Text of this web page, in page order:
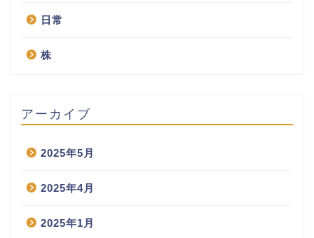
日常
株
アーカイブ
2025年5月
2025年4月
2025年1月